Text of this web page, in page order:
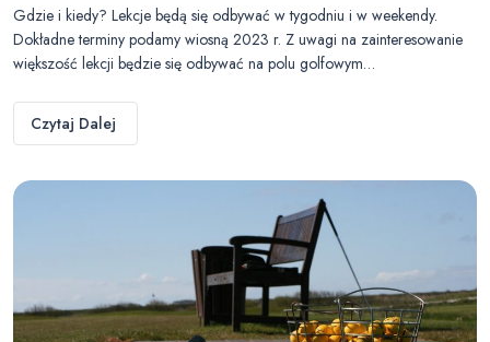
Gdzie i kiedy? Lekcje będą się odbywać w tygodniu i w weekendy.
Dokładne terminy podamy wiosną 2023 r. Z uwagi na zainteresowanie
większość lekcji będzie się odbywać na polu golfowym…
Czytaj Dalej